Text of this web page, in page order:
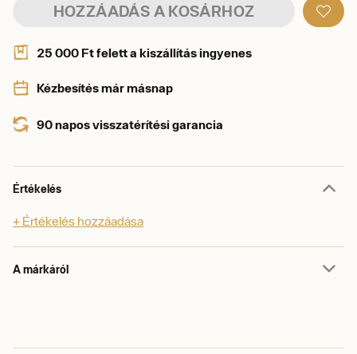
HOZZÁADÁS A KOSÁRHOZ
25 000 Ft felett a kiszállítás ingyenes
Kézbesítés már másnap
90 napos visszatérítési garancia
Értékelés
+ Értékelés hozzáadása
A márkáról